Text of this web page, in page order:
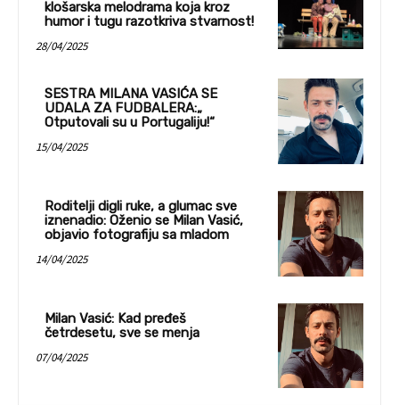
klošarska melodrama koja kroz
humor i tugu razotkriva stvarnost!
28/04/2025
SESTRA MILANA VASIĆA SE
UDALA ZA FUDBALERA:„
Otputovali su u Portugaliju!“
15/04/2025
Roditelji digli ruke, a glumac sve
iznenadio: Oženio se Milan Vasić,
objavio fotografiju sa mladom
14/04/2025
Milan Vasić: Kad pređeš
četrdesetu, sve se menja
07/04/2025